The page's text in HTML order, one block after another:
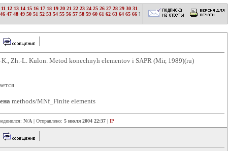
11 12 13 14 15 16 17 18 19 20 21 22 23 24 25 26 27 28 29 30 31
46 47 48 49 50 51 52 53 54 55 56 57 58 59 60 61 62 63 64 65 66 ]
Zh.-L. Kulon. Metod konechnyh elementov i SAPR (Mir, 1989)(ru)
methods/MNf_Finite elements
N/A | Отправлено: 5 июля 2004 22:37 | IP